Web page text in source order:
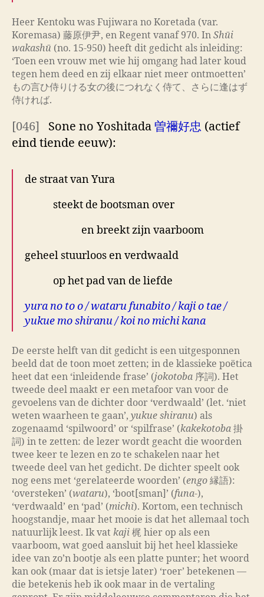
Heer Kentoku was Fujiwara no Koretada (var.
Koremasa) 藤原伊尹, en Regent vanaf 970. In Shūi
wakashū (no. 15-950) heeft dit gedicht als inleiding:
‘Toen een vrouw met wie hij omgang had later koud
tegen hem deed en zij elkaar niet meer ontmoetten’
もの言ひ侍りける女の後につれなく侍て、さらに逢はず
侍ければ.
[046] Sone no Yoshitada 曽禰好忠 (actief
eind tiende eeuw):
de straat van Yura
steekt de bootsman over
en breekt zijn vaarboom
geheel stuurloos en verdwaald
op het pad van de liefde
yura no to o / wataru funabito / kaji o tae /
yukue mo shiranu / koi no michi kana
De eerste helft van dit gedicht is een uitgesponnen
beeld dat de toon moet zetten; in de klassieke poëtica
heet dat een ‘inleidende frase’ (jokotoba 序詞). Het
tweede deel maakt er een metafoor van voor de
gevoelens van de dichter door ‘verdwaald’ (let. ‘niet
weten waarheen te gaan’, yukue shiranu) als
zogenaamd ‘spilwoord’ or ‘spilfrase’ (kakekotoba 掛
詞) in te zetten: de lezer wordt geacht die woorden
twee keer te lezen en zo te schakelen naar het
tweede deel van het gedicht. De dichter speelt ook
nog eens met ‘gerelateerde woorden’ (engo 縁語):
‘oversteken’ (wataru), ‘boot[sman]’ (funa-),
‘verdwaald’ en ‘pad’ (michi). Kortom, een technisch
hoogstandje, maar het mooie is dat het allemaal toch
natuurlijk leest. Ik vat kaji 梶 hier op als een
vaarboom, wat goed aansluit bij het heel klassieke
idee van zo’n bootje als een platte punter; het woord
kan ook (maar dat is ietsje later) ‘roer’ betekenen —
die betekenis heb ik ook maar in de vertaling